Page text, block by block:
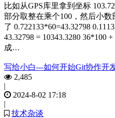
比如从GPS库里拿到坐标
部分取整在乘个100，然后小
了 0.722133*60=43.32798
43.32798 = 10343.3280 36*100
成…
写给小白---如何开始Git协作开
2,485
|
2024-8-02 17:18
|
技术杂谈